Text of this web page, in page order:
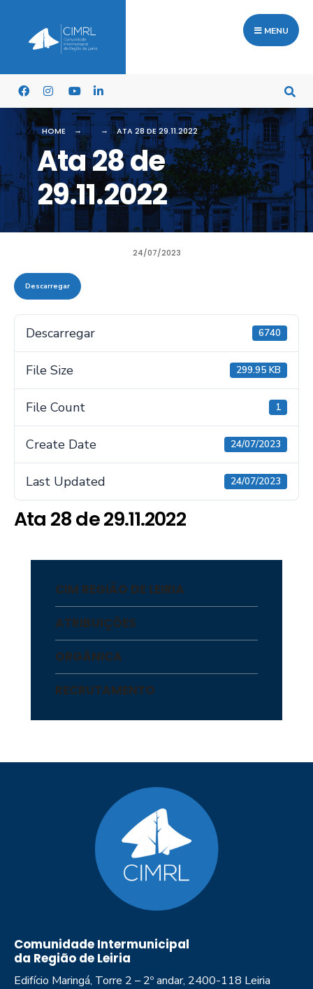
MENU
HOME ATA 28 DE 29.11.2022
Ata 28 de
29.11.2022
24/07/2023
Descarregar
Descarregar 6740
File Size 299.95 KB
File Count 1
Create Date 24/07/2023
Last Updated 24/07/2023
Ata 28 de 29.11.2022
CIM REGIÃO DE LEIRIA
ATRIBUIÇÕES
ORGÂNICA
RECRUTAMENTO
Comunidade Intermunicipal
da Região de Leiria
Edifício Maringá, Torre 2 – 2º andar, 2400-118 Leiria